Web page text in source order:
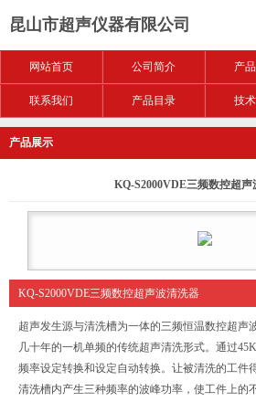
昆山市超声仪器有限公司
网站首页 公司简介 产
联系我们 产品目录 技
产品展示
KQ-S2000VDE三频数控超声
KQ-S2000VDE三频数控超声波清洗器
超声发生源与清洗槽为一体的三频恒温数控超声
几十年的一机单频的传统超声清洗形式。通过
频率设定转换和设定自动转换。让被清洗的工件
清洗槽内产生三种频率的波峰功率，使工件上的